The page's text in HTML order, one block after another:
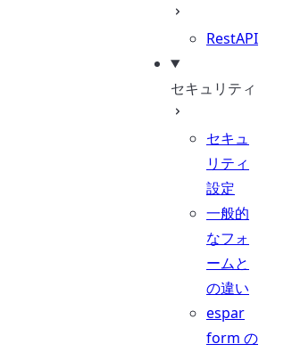
RestAPI
セキュリティ
セキュ
リティ
設定
一般的
なフォ
ームと
の違い
espar
form の